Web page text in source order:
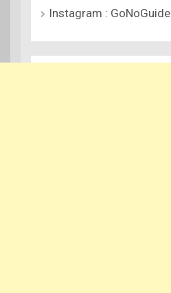
Instagram : GoNoGuide